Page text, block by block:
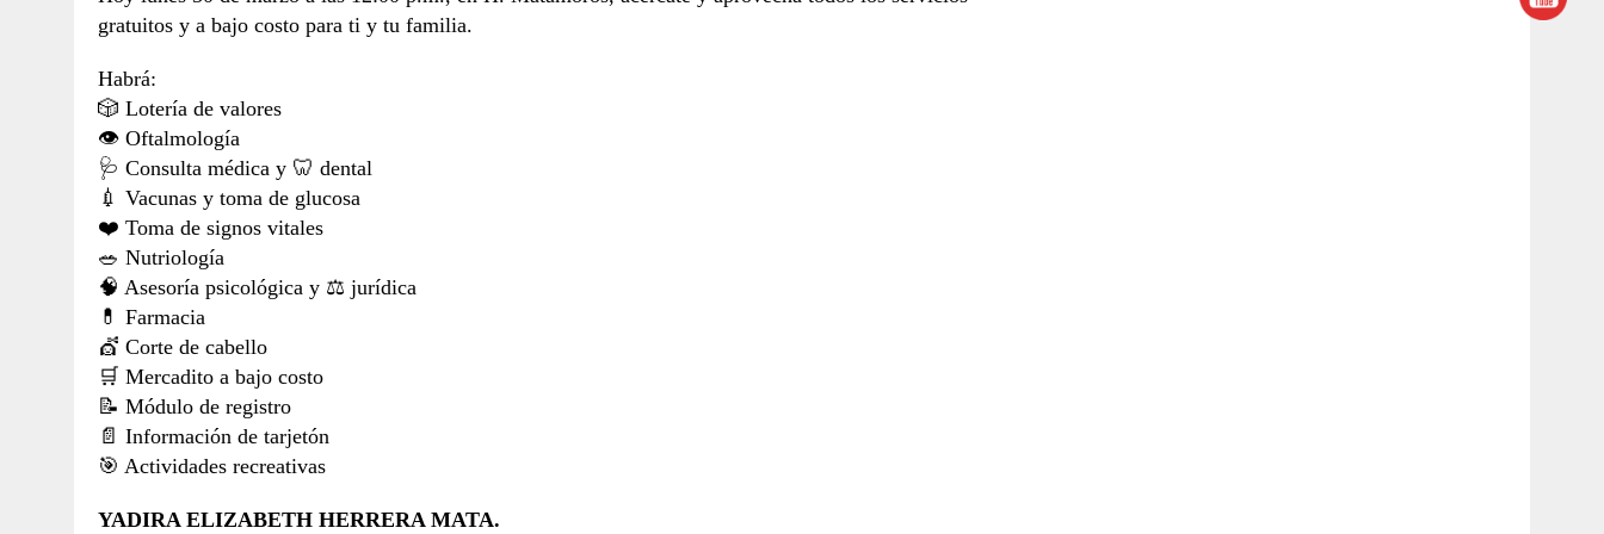
gratuitos y a bajo costo para ti y tu familia.
Habrá:
🎲 Lotería de valores
👁️ Oftalmología
🩺 Consulta médica y 🦷 dental
💉 Vacunas y toma de glucosa
❤️ Toma de signos vitales
🥗 Nutriología
🧠 Asesoría psicológica y ⚖️ jurídica
💊 Farmacia
💇 Corte de cabello
🛒 Mercadito a bajo costo
📝 Módulo de registro
📄 Información de tarjetón
🎯 Actividades recreativas
YADIRA ELIZABETH HERRERA MATA.